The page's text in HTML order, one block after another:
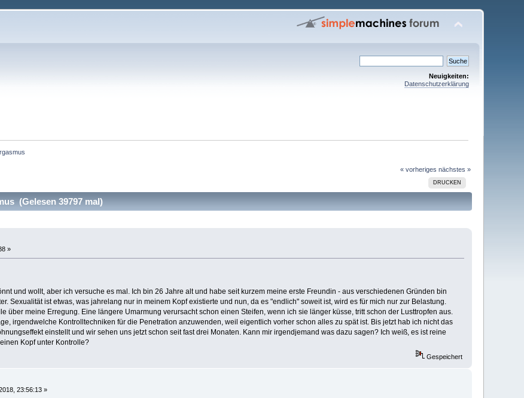
Neuigkeiten:
Datenschutzerklärung
« vorheriges nächstes »
DRUCKEN
(Gelesen 39797 mal)
»
und wollt, aber ich versuche es mal. Ich bin 26 Jahre alt und habe seit kurzem meine erste Freundin - aus verschiedenen Gründen bin
Sexualität ist etwas, was jahrelang nur in meinem Kopf existierte und nun, da es "endlich" soweit ist, wird es für mich nur zur Belastung.
über meine Erregung. Eine längere Umarmung verursacht schon einen Steifen, wenn ich sie länger küsse, tritt schon der Lusttropfen aus.
irgendwelche Kontrolltechniken für die Penetration anzuwenden, weil eigentlich vorher schon alles zu spät ist. Bis jetzt hab ich nicht das
einstellt und wir sehen uns jetzt schon seit fast drei Monaten. Kann mir irgendjemand was dazu sagen? Ich weiß, es ist reine
Kopf unter Kontrolle?
Gespeichert
23:56:13 »